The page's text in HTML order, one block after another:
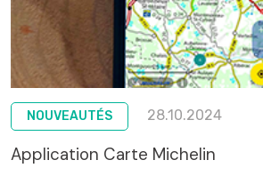
NOUVEAUTÉS 28.10.2024
Application Carte Michelin